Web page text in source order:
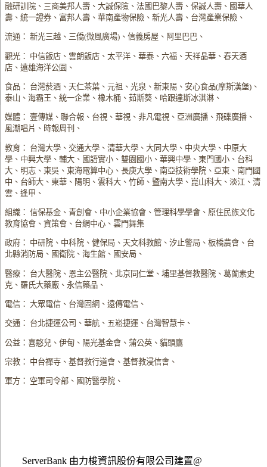
融研訓院、三商美邦人壽、大誠保險、法國巴黎人壽、保誠人壽、國華人
壽、統一證券、富邦人壽、華南產物保險、新光人壽、台灣產業保險、
流通： 新光三越、三僑(微風廣場)、信義房屋、阿里巴巴、
觀光： 中信飯店、雲朗飯店、太平洋、華泰、六福、天祥晶華、春天酒
店、遠雄海洋公園、
食品： 台灣菸酒、天仁茶葉、元祖、光泉、新東陽、安心食品(摩斯漢堡)、
泰山、海霸王、統一企業、橡木桶、茹斯葵、哈跟達斯冰淇淋、
媒體： 壹傳媒、聯合報、台視、華視、非凡電視、亞洲廣播、飛碟廣播、
風潮唱片、時報周刊、
教育： 台灣大學、交通大學、清華大學、大同大學、中央大學、中原大
學、中興大學、輔大、國語實小、雙園國小、華興中學、東門國小、台科
大、明志、東吳、東海電算中心、長庚大學、南亞技術學院、亞東、南門國
中、台師大、東華、陽明、雲科大、竹師、暨南大學、崑山科大、淡江、清
雲、逢甲、
組織： 信保基金、青創會、中小企業協會、管理科學學會、原住民族文化
教育協會、資策會、台網中心、雲門舞集
政府： 中研院、中科院、健保局、天文科教館、汐止警局、板橋農會、台
北縣消防局、國衛院、海生館、國安局、
醫療： 台大醫院、恩主公醫院、北京同仁堂、埔里基督教醫院、葛蘭素史
克、羅氏大藥廠、永信藥品、
電信： 大眾電信、台灣固網、遠傳電信、
交通： 台北捷運公司、華航、五崧捷運、台灣智慧卡、
公益：喜憨兒、伊甸、陽光基金會、蒲公英、貓頭鷹
宗教： 中台禪寺、基督教行道會、基督教浸信會、
軍方： 空軍司令部、國防醫學院、
ServerBank 由力梭資訊股份有限公司建置@